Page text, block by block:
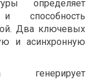
определяет
способность
Два ключевых
и асинхронную
генерирует